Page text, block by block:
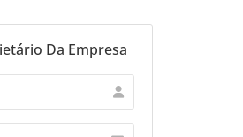
Da Empresa